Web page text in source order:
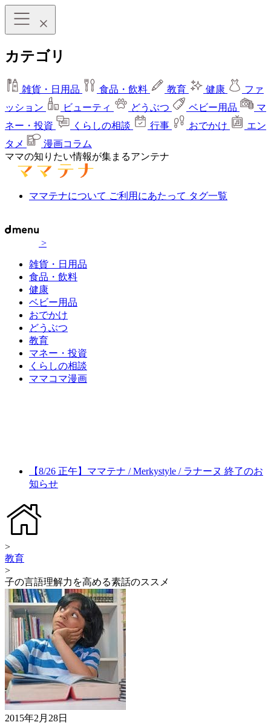
カテゴリ
雑貨・日用品 食品・飲料 教育 健康
ファ
ッション
ビューティ どうぶつ ベビー用品
マ
ネー・投資
くらしの相談 行事 おでかけ
エン
タメ
漫画コラム
ママの知りたい情報が集まるアンテナ
ママテナについて ご利用にあたって タグ一覧
>
雑貨・日用品
食品・飲料
健康
ベビー用品
おでかけ
どうぶつ
教育
マネー・投資
くらしの相談
ママコマ漫画
【8/26 正午】ママテナ / Merkystyle / ラナーヌ 終了のお
知らせ
>
教育
>
子の言語理解力を高める素話のススメ
2015年2月28日